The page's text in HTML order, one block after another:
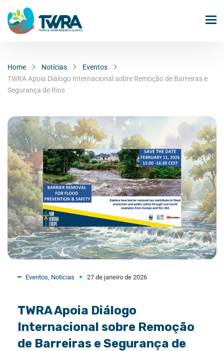
Home Notícias
Eventos
TWRA Apoia Diálogo Internacional sobre Remoção de Barreiras e
Segurança de Rios
Eventos Notícias 27 de janeiro de 2026
TWRA Apoia Diálogo
Internacional sobre Remoção
de Barreiras e Segurança de